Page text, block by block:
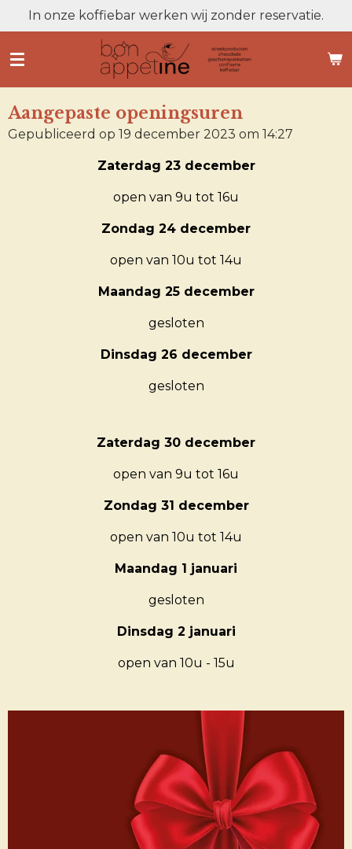
direct
naar
hoofdinhoud
In onze koffiebar werken wij zonder reservatie.
Aangepaste openingsuren
Gepubliceerd op 19 december 2023 om 14:27
Zaterdag 23 december
open van 9u tot 16u
Zondag 24 december
open van 10u tot 14u
Maandag 25 december
gesloten
Dinsdag 26 december
gesloten
Zaterdag 30 december
open van 9u tot 16u
Zondag 31 december
open van 10u tot 14u
Maandag 1 januari
gesloten
Dinsdag 2 januari
open van 10u - 15u